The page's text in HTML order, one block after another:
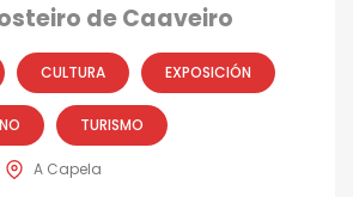
de Caaveiro
CULTURA EXPOSICIÓN
TURISMO
A Capela